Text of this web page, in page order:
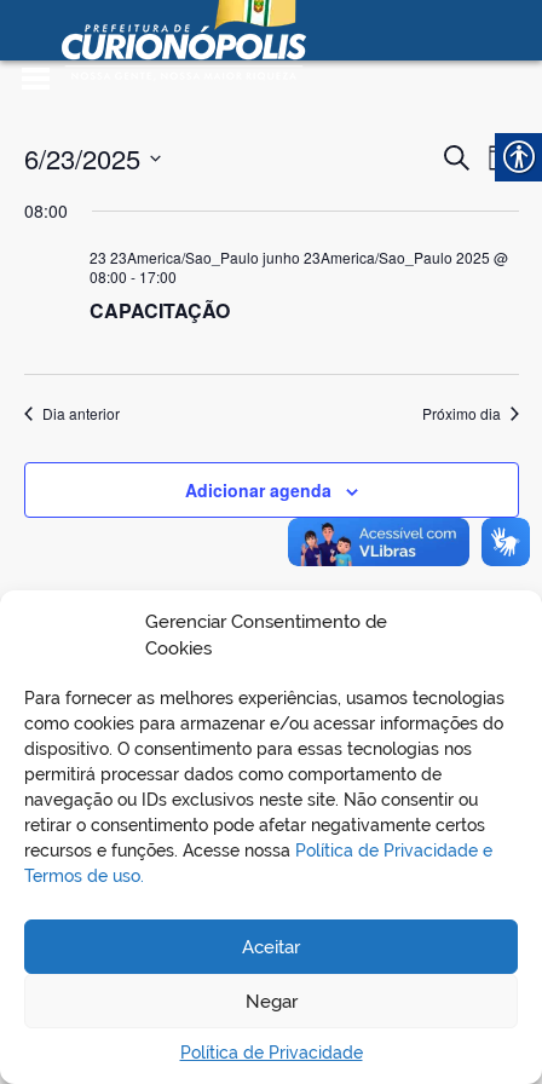
Gerenciar Consentimento de
Cookies
Para fornecer as melhores experiências, usamos tecnologias
como cookies para armazenar e/ou acessar informações do
dispositivo. O consentimento para essas tecnologias nos
permitirá processar dados como comportamento de
navegação ou IDs exclusivos neste site. Não consentir ou
retirar o consentimento pode afetar negativamente certos
recursos e funções. Acesse nossa Política de Privacidade e
Termos de uso.
Aceitar
Negar
Política de Privacidade
Ir para o conteúdo
Prefeitura Municipal de
Curionópolis
e
Procurar
eventos
Dia
6/23/2025
a
08:00
23 23America/Sao_Paulo junho 23America/Sao_Paulo 2025 @
08:00 - 17:00
CAPACITAÇÃO
Dia anterior Próximo dia
Adicionar agenda
REDES SOCIAIS